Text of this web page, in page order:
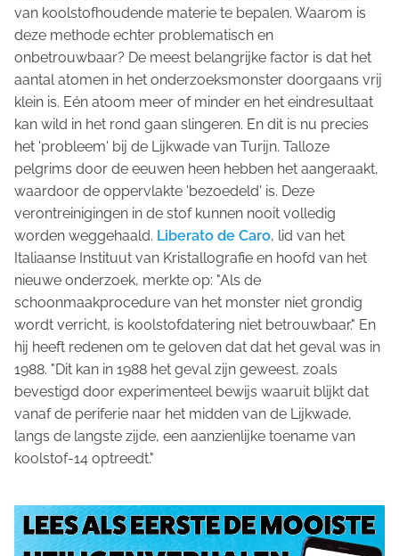
van koolstofhoudende materie te bepalen. Waarom is
deze methode echter problematisch en
onbetrouwbaar? De meest belangrijke factor is dat het
aantal atomen in het onderzoeksmonster doorgaans vrij
klein is. Eén atoom meer of minder en het eindresultaat
kan wild in het rond gaan slingeren. En dit is nu precies
het 'probleem' bij de Lijkwade van Turijn. Talloze
pelgrims door de eeuwen heen hebben het aangeraakt,
waardoor de oppervlakte 'bezoedeld' is. Deze
verontreinigingen in de stof kunnen nooit volledig
worden weggehaald. Liberato de Caro, lid van het
Italiaanse Instituut van Kristallografie en hoofd van het
nieuwe onderzoek, merkte op: "Als de
schoonmaakprocedure van het monster niet grondig
wordt verricht, is koolstofdatering niet betrouwbaar." En
hij heeft redenen om te geloven dat dat het geval was in
1988. "Dit kan in 1988 het geval zijn geweest, zoals
bevestigd door experimenteel bewijs waaruit blijkt dat
vanaf de periferie naar het midden van de Lijkwade,
langs de langste zijde, een aanzienlijke toename van
koolstof-14 optreedt."